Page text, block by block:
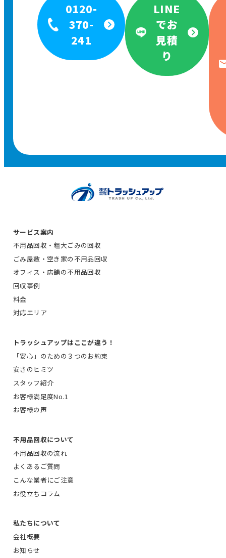
0120-
370-
241
LINE
でお
見積
り
サービス案内
不用品回収・粗大ごみの回収
ごみ屋敷・空き家の不用品回収
オフィス・店舗の不用品回収
回収事例
料金
対応エリア
トラッシュアップはここが違う！
「安心」のための３つのお約束
安さのヒミツ
スタッフ紹介
お客様満足度No.1
お客様の声
不用品回収について
不用品回収の流れ
よくあるご質問
こんな業者にご注意
お役立ちコラム
私たちについて
会社概要
お知らせ